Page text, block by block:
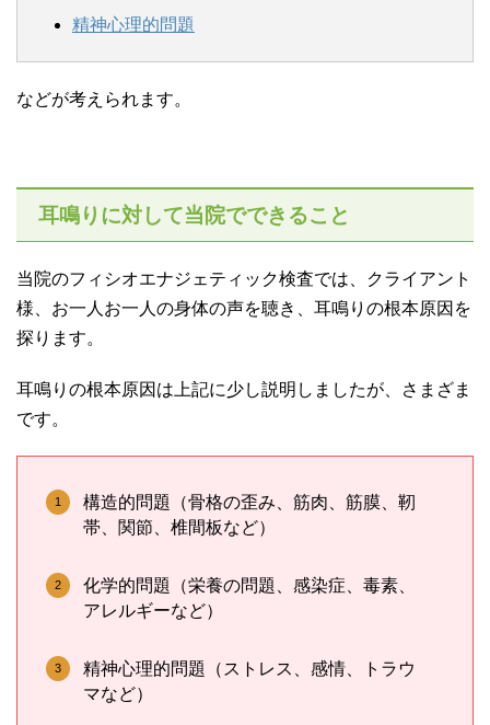
精神心理的問題
などが考えられます。
耳鳴りに対して当院でできること
当院のフィシオエナジェティック検査では、クライアント
様、お一人お一人の身体の声を聴き、耳鳴りの根本原因を
探ります。
耳鳴りの根本原因は上記に少し説明しましたが、さまざま
です。
構造的問題（骨格の歪み、筋肉、筋膜、靭
帯、関節、椎間板など）
化学的問題（栄養の問題、感染症、毒素、
アレルギーなど）
精神心理的問題（ストレス、感情、トラウ
マなど）